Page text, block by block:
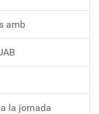
amb
la jornada